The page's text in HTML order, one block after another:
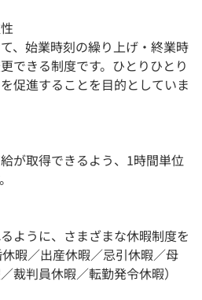
、始業時刻の繰り上げ・終業時
できる制度です。ひとりひとり
促進することを目的としていま
が取得できるよう、1時間単位
ように、さまざまな休暇制度を
暇／出産休暇／忌引休暇／母
裁判員休暇／転勤発令休暇）